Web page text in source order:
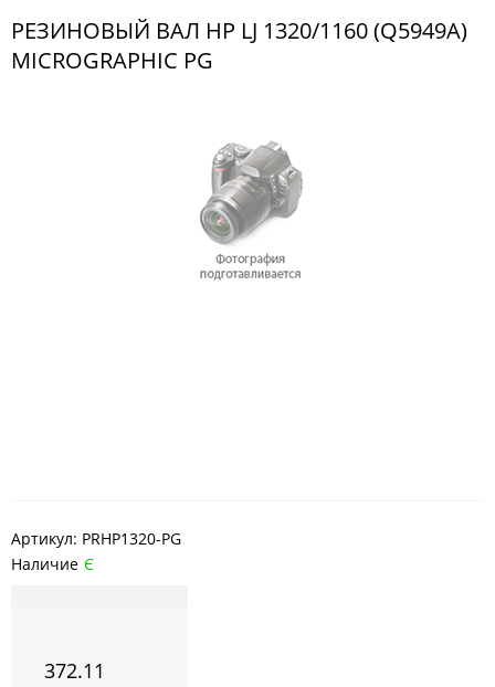
РЕЗИНОВЫЙ ВАЛ HP LJ 1320/1160 (Q5949A)
MICROGRAPHIC PG
Артикул: PRHP1320-PG
Наличие Є
372.11